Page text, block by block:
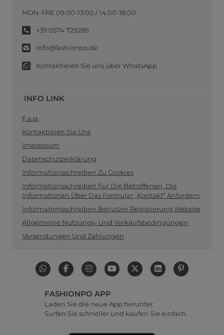
MON-FRE 09:00-13:00 / 14:00-18:00
+39 0574 729286
info@fashionpo.de
Kontaktieren Sie uns über WhatsApp
INFO LINK
F.a.q.
Kontaktieren Sie Uns
Impressum
Datenschutzerklärung
Informationsschreiben Zu Cookies
Informationsschreiben Für Die Betroffenen, Die
Informationen Über Das Formular „Kontakt“ Anfordern
Informationsschreiben Benutzer Registierung Website
Allgemeine Nutzungs- Und Verkaufsbedingungen
Versendungen Und Zahlungen
FASHIONPO APP
Laden Sie die neue App herunter.
Surfen Sie schneller und kaufen Sie einfach.